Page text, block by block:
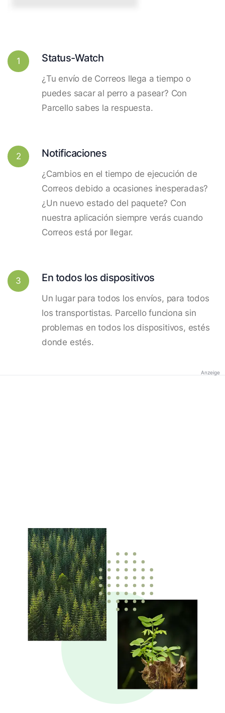
1 Status-Watch
¿Tu envío de Correos llega a tiempo o
puedes sacar al perro a pasear? Con
Parcello sabes la respuesta.
2 Notificaciones
¿Cambios en el tiempo de ejecución de
Correos debido a ocasiones inesperadas?
¿Un nuevo estado del paquete? Con
nuestra aplicación siempre verás cuando
Correos está por llegar.
3 En todos los dispositivos
Un lugar para todos los envíos, para todos
los transportistas. Parcello funciona sin
problemas en todos los dispositivos, estés
donde estés.
Anzeige